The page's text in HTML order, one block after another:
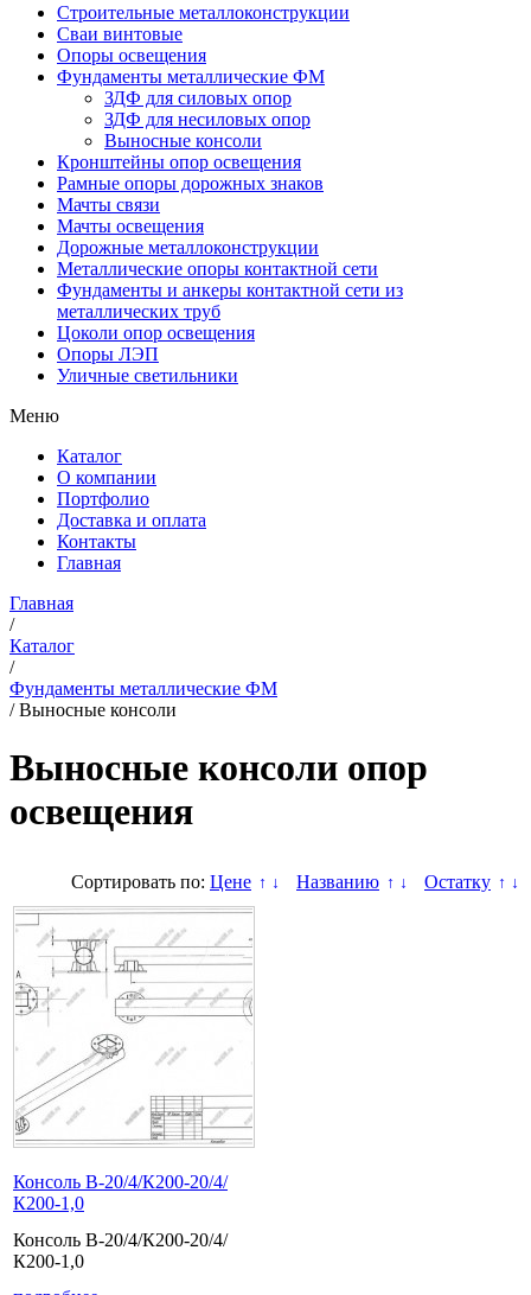
Строительные металлоконструкции
Сваи винтовые
Опоры освещения
Фундаменты металлические ФМ
ЗДФ для силовых опор
ЗДФ для несиловых опор
Выносные консоли
Кронштейны опор освещения
Рамные опоры дорожных знаков
Мачты связи
Мачты освещения
Дорожные металлоконструкции
Металлические опоры контактной сети
Фундаменты и анкеры контактной сети из
металлических труб
Цоколи опор освещения
Опоры ЛЭП
Уличные светильники
Меню
Каталог
О компании
Портфолио
Доставка и оплата
Контакты
Главная
Главная
/
Каталог
/
Фундаменты металлические ФМ
/Выносные консоли
Выносные консоли опор
освещения
Сортировать по: Цене ↑ ↓ Названию ↑ ↓ Остатку ↑ ↓
Консоль В-20/4/К200-20/4/
К200-1,0
Консоль В-20/4/К200-20/4/
К200-1,0